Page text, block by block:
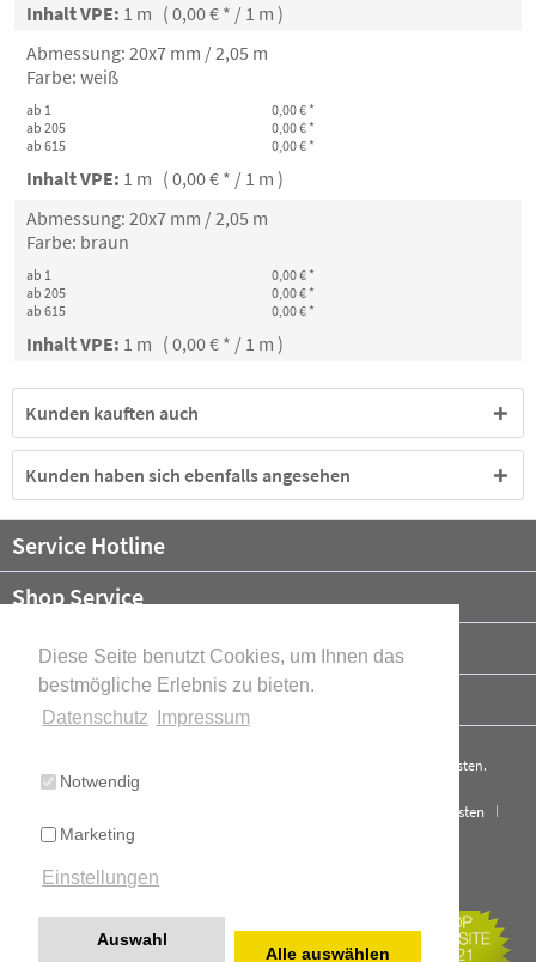
Diese Seite benutzt Cookies, um Ihnen das
bestmögliche Erlebnis zu bieten.
Datenschutz
Impressum
Notwendig
Marketing
Einstellungen
Auswahl
Alle auswählen
Inhalt VPE: 1 m ( 0,00 € * / 1 m )
Abmessung: 20x7 mm / 2,05 m
Farbe: weiß
ab 1
0,00 € *
ab 205
0,00 € *
ab 615
0,00 € *
Inhalt VPE: 1 m ( 0,00 € * / 1 m )
Abmessung: 20x7 mm / 2,05 m
Farbe: braun
ab 1
0,00 € *
ab 205
0,00 € *
ab 615
0,00 € *
Inhalt VPE: 1 m ( 0,00 € * / 1 m )
Kunden kauften auch
Kunden haben sich ebenfalls angesehen
Service Hotline
Shop Service
Informationen
Newsletter
Versandkosten.
Versand und Kosten
Realisiert mit Shopware